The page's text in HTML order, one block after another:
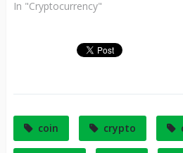
In "Cryptocurrency"
coin crypto